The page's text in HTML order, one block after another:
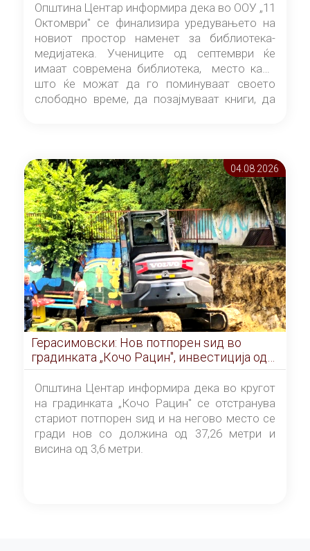
Општина Центар информира дека во ООУ „11
Октомври" се финализира уредувањето на
новиот простор наменет за библиотека-
медијатека. Учениците од септември ќе
имаат современа библиотека, место каде
што ќе можат да го поминуваат своето
слободно време, да позајмуваат книги, да
04.08 2026
Герасимовски: Нов потпорен ѕид во
градинката „Кочо Рацин", инвестиција од
5,99 милиони денари
Општина Центар информира дека во кругот
на градинката „Кочо Рацин" се отстранува
стариот потпорен ѕид и на негово место се
гради нов со должина од 37,26 метри и
висина од 3,6 метри.